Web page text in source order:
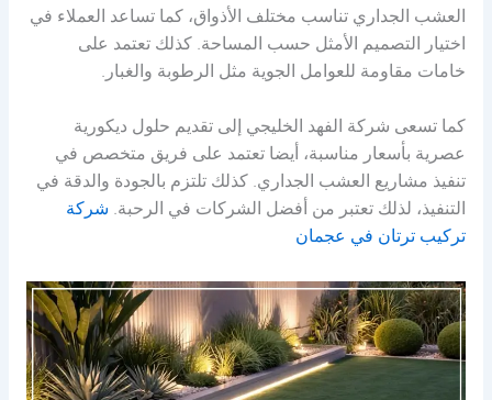
العشب الجداري تناسب مختلف الأذواق، كما تساعد العملاء في
اختيار التصميم الأمثل حسب المساحة. كذلك تعتمد على
خامات مقاومة للعوامل الجوية مثل الرطوبة والغبار.
كما تسعى شركة الفهد الخليجي إلى تقديم حلول ديكورية
عصرية بأسعار مناسبة، أيضا تعتمد على فريق متخصص في
تنفيذ مشاريع العشب الجداري. كذلك تلتزم بالجودة والدقة في
التنفيذ، لذلك تعتبر من أفضل الشركات في الرحبة. شركة
تركيب ترتان في عجمان